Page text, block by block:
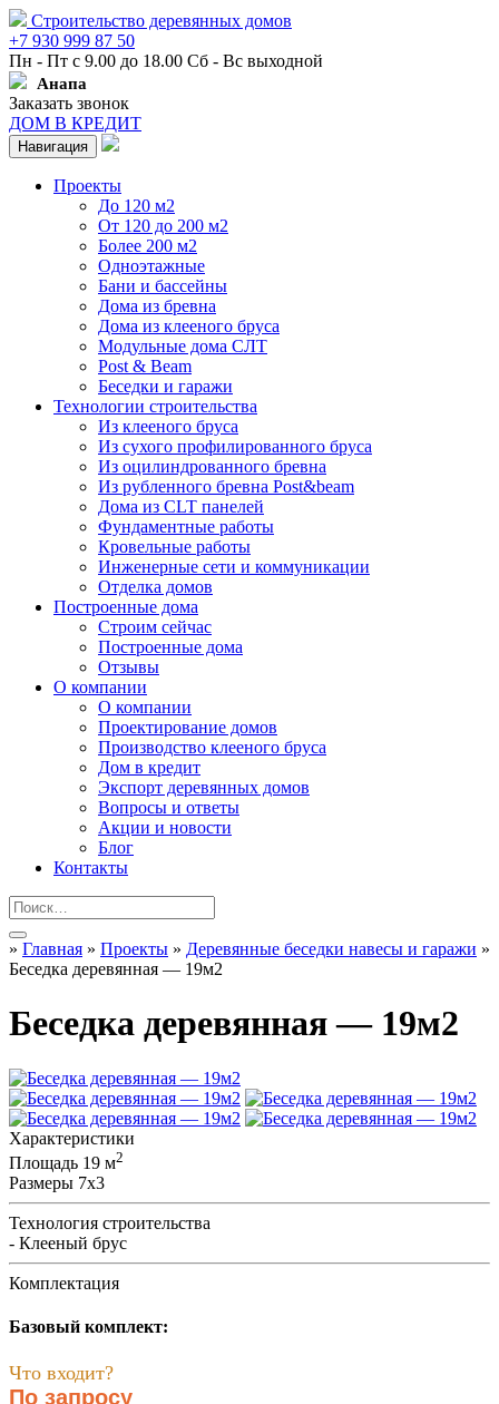
Строительство деревянных домов
+7 930 999 87 50
Пн - Пт с 9.00 до 18.00 Сб - Вс выходной
Анапа
Заказать звонок
ДОМ В КРЕДИТ
Навигация
Проекты
До 120 м2
От 120 до 200 м2
Более 200 м2
Одноэтажные
Бани и бассейны
Дома из бревна
Дома из клееного бруса
Модульные дома СЛТ
Post & Beam
Беседки и гаражи
Технологии строительства
Из клееного бруса
Из сухого профилированного бруса
Из оцилиндрованного бревна
Из рубленного бревна Post&beam
Дома из CLT панелей
Фундаментные работы
Кровельные работы
Инженерные сети и коммуникации
Отделка домов
Построенные дома
Строим сейчас
Построенные дома
Отзывы
О компании
О компании
Проектирование домов
Производство клееного бруса
Дом в кредит
Экспорт деревянных домов
Вопросы и ответы
Акции и новости
Блог
Контакты
» Главная » Проекты » Деревянные беседки навесы и гаражи »
Беседка деревянная — 19м2
Беседка деревянная — 19м2
Характеристики
Площадь 19 м2
Размеры 7x3
Технология строительства
- Клееный брус
Комплектация
Базовый комплект:
Что входит?
По запросу